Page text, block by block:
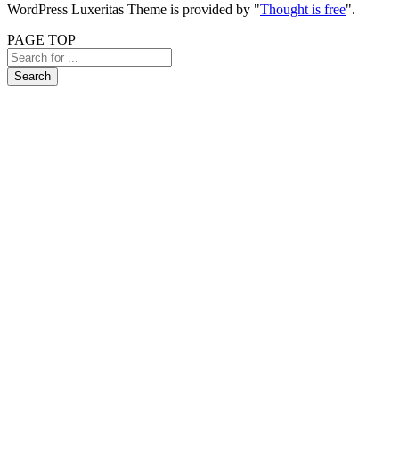
WordPress Luxeritas Theme is provided by "Thought is free".
PAGE TOP